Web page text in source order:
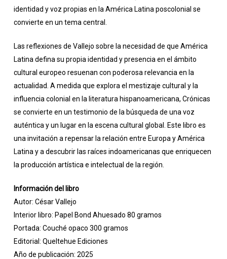
identidad y voz propias en la América Latina poscolonial se
convierte en un tema central.
Las reflexiones de Vallejo sobre la necesidad de que América
Latina defina su propia identidad y presencia en el ámbito
cultural europeo resuenan con poderosa relevancia en la
actualidad. A medida que explora el mestizaje cultural y la
influencia colonial en la literatura hispanoamericana, Crónicas
se convierte en un testimonio de la búsqueda de una voz
auténtica y un lugar en la escena cultural global. Este libro es
una invitación a repensar la relación entre Europa y América
Latina y a descubrir las raíces indoamericanas que enriquecen
la producción artística e intelectual de la región.
Información del libro
Autor: César Vallejo
Interior libro: Papel Bond Ahuesado 80 gramos
Portada: Couché opaco 300 gramos
Editorial: Queltehue Ediciones
Año de publicación: 2025